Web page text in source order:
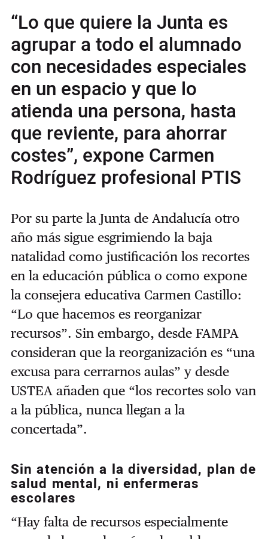
“Lo que quiere la Junta es
agrupar a todo el alumnado
con necesidades especiales
en un espacio y que lo
atienda una persona, hasta
que reviente, para ahorrar
costes”, expone Carmen
Rodríguez profesional PTIS
Por su parte la Junta de Andalucía otro
año más sigue esgrimiendo la baja
natalidad como justificación los recortes
en la educación pública o como expone
la consejera educativa Carmen Castillo:
“Lo que hacemos es reorganizar
recursos”. Sin embargo, desde FAMPA
consideran que la reorganización es “una
excusa para cerrarnos aulas” y desde
USTEA añaden que “los recortes solo van
a la pública, nunca llegan a la
concertada”.
Sin atención a la diversidad, plan de
salud mental, ni enfermeras
escolares
“Hay falta de recursos especialmente